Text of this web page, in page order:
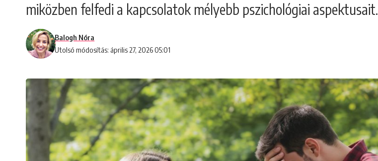
miközben felfedi a kapcsolatok mélyebb pszichológiai aspektusait.
Utolsó módosítás: április 27, 2026 05:01
Balogh Nóra